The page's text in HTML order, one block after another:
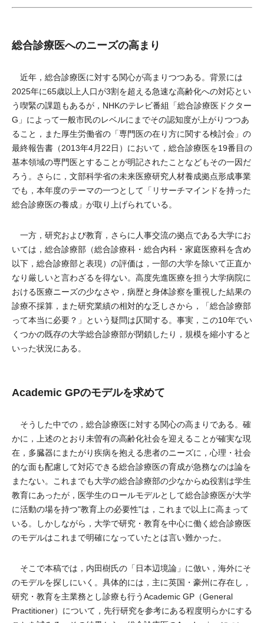
総合診療医へのニーズの高まり
近年，総合診療医に対する関心が高まりつつある。背景には
2025年に65歳以上人口が3割を超える急速な高齢化への対応とい
う喫緊の課題もあるが，NHKのテレビ番組「総合診療医ドクター
G」によって一般市民のレベルにまでその認知度が上がりつつあ
ること，また厚生労働省の「専門医の在り方に関する検討会」の
最終報告書（2013年4月22日）において，総合診療医を19番目の
基本領域の専門医とすることが明記されたことなどもその一因だ
ろう。さらに，文部科学省の未来医療研究人材養成拠点形成事業
でも，本年度のテーマの一つとして「リサーチマインドを持った
総合診療医の養成」が取り上げられている。
一方，研究および教育，さらに人事交流の拠点である大学にお
いては，総合診療部（総合診療科・総合内科・家庭医療科を含め
以下，総合診療部と表現）の評価は，一部の大学を除いて正直か
なり厳しいと言わざるを得ない。高度先進医療を担う大学病院に
おける医療ニーズの少なさや，病歴と身体診察を重視した結果の
診療不採算，また研究業績の相対的な乏しさから，「総合診療部
って本当に必要？」という疑問は仄聞する。事実，この10年でい
くつかの既存の大学総合診療部が閉鎖したり，規模を縮小すると
いった状況にある。
Academic GPのモデルを求めて
そうした中での，総合診療医に対する関心の高まりである。確
かに，上述のとおり未曽有の高齢化社会を迎えることが確実な現
在，多臓器にまたがり疾病を抱える患者のニーズに，心理・社会
的な面も配慮して対応できる総合診療医の育成が急務なのは論を
またない。これまでも大学の総合診療部の少なからぬ役割は学生
教育にあったが，医学生のロールモデルとして総合診療医が大学
に活動の場を持つ"教育上の必要性"は，これまで以上に高まって
いる。しかしながら，大学で研究・教育を中心に働く総合診療医
のモデルはこれまで明確になっていたとは言い難かった。
そこで本稿では，内田樹氏の「日本辺境論」に倣い，海外にそ
のモデルを探しにいく。具体的には，主に英国・豪州に存在し，
研究・教育を主業務とし診療も行うAcademic GP（General
Practitioner）について，先行研究を参考にある程度明らかにする